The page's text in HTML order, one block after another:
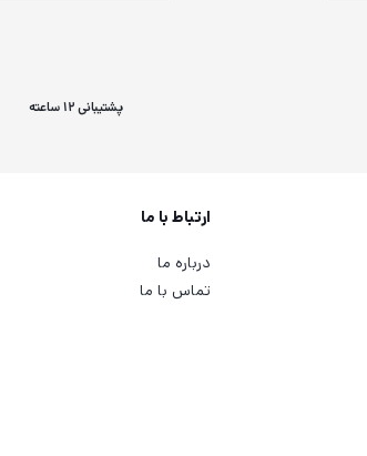
پشتیبانی 12 ساعته
ارتباط با ما
درباره ما
تماس با ما